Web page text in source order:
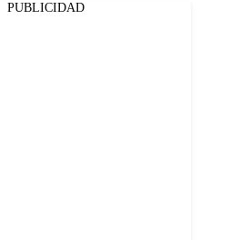
PUBLICIDAD